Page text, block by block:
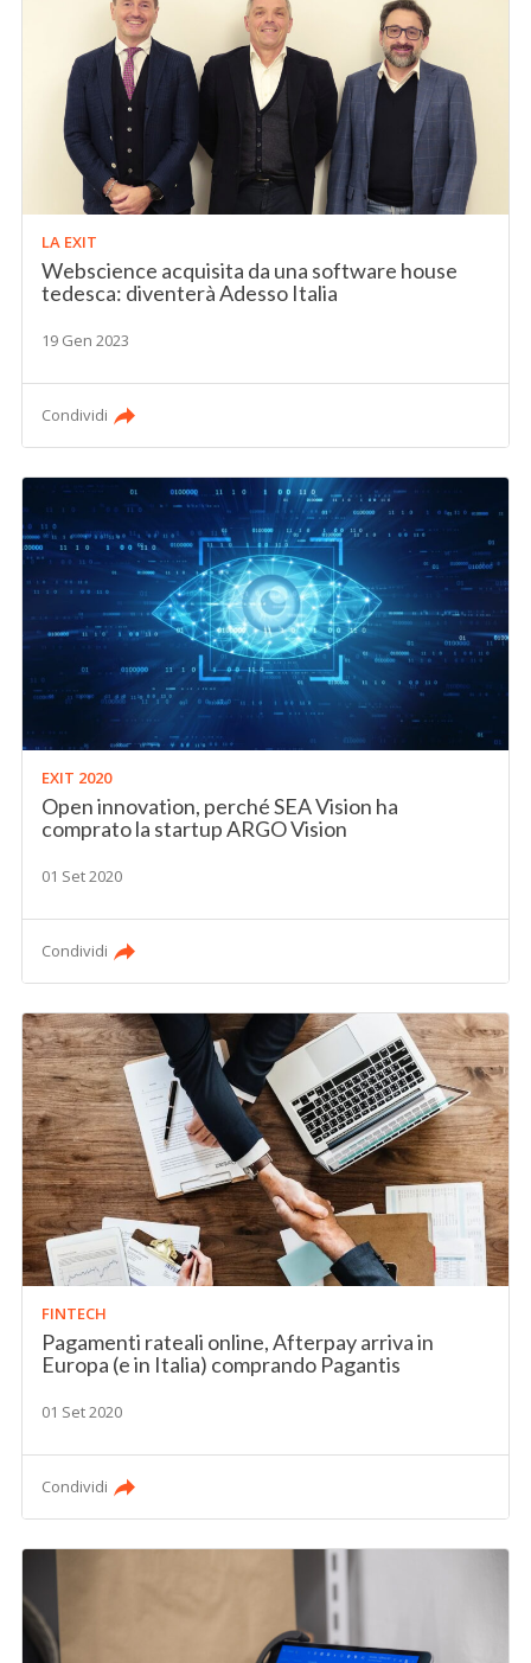
LA EXIT
Webscience acquisita da una software house
tedesca: diventerà Adesso Italia
19 Gen 2023
Condividi
EXIT 2020
Open innovation, perché SEA Vision ha
comprato la startup ARGO Vision
01 Set 2020
Condividi
FINTECH
Pagamenti rateali online, Afterpay arriva in
Europa (e in Italia) comprando Pagantis
01 Set 2020
Condividi